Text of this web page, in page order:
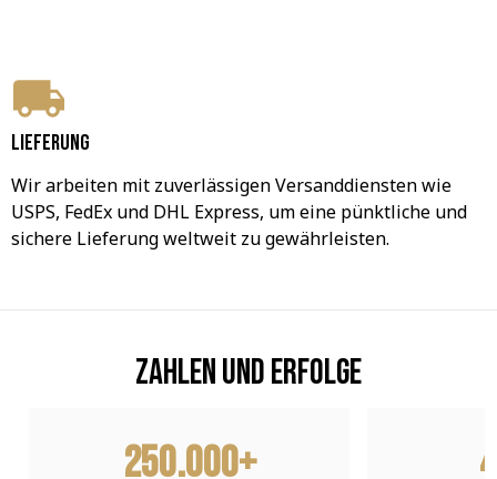
Lieferung
Wir arbeiten mit zuverlässigen Versanddiensten wie
USPS, FedEx und DHL Express, um eine pünktliche und
sichere Lieferung weltweit zu gewährleisten.
Zahlen und Erfolge
250.000+